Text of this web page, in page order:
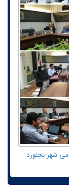
شهر بجنورد